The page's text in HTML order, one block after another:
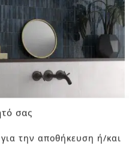
σας
την αποθήκευση ή/και